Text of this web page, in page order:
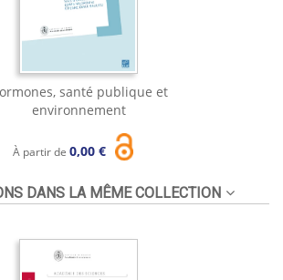
santé publique et
environnement
À partir de 0,00 €
DANS LA MÊME COLLECTION